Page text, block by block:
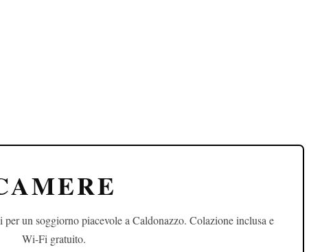
un soggiorno piacevole a Caldonazzo. Colazione inclusa e
Wi-Fi gratuito.